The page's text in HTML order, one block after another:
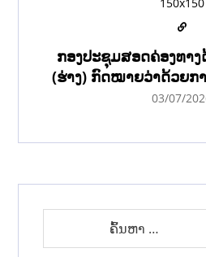
ກອງປະຊຸມສອດຄ່ອງທາ
(ຮ່າງ) ກົດໝາຍວ່າດ້ວຍກ
03/07/